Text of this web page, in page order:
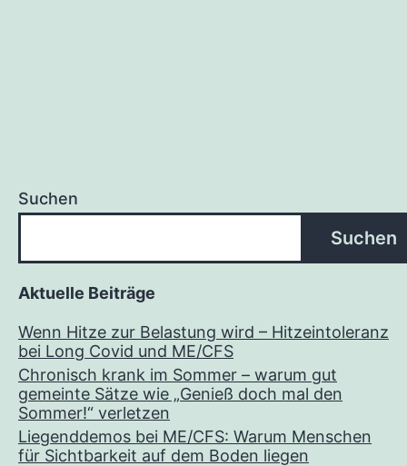
Suchen
Suchen
Aktuelle Beiträge
Wenn Hitze zur Belastung wird – Hitzeintoleranz
bei Long Covid und ME/CFS
Chronisch krank im Sommer – warum gut
gemeinte Sätze wie „Genieß doch mal den
Sommer!“ verletzen
Liegenddemos bei ME/CFS: Warum Menschen
für Sichtbarkeit auf dem Boden liegen